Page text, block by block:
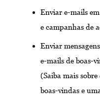
Enviar e-mails
e campanhas de
Enviar
e-mails de boas-
(Saiba mais
boas-vindas e